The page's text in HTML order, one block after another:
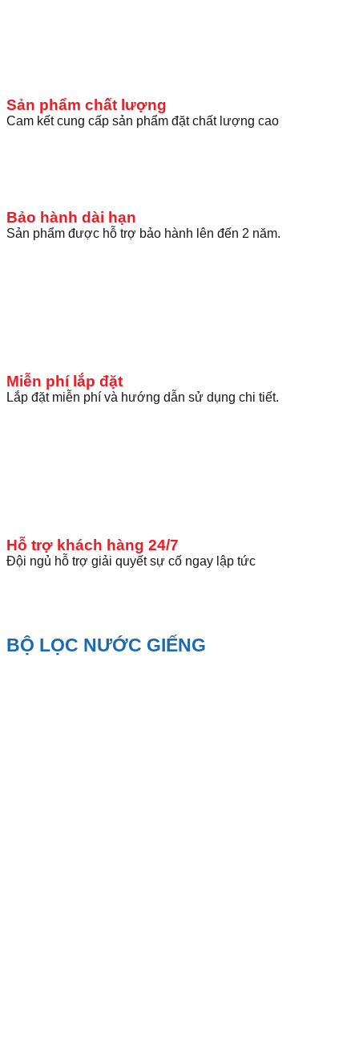
Sản phẩm chất lượng
Cam kết cung cấp sản phẩm đặt chất lượng cao
Bảo hành dài hạn
Sản phẩm được hỗ trợ bảo hành lên đến 2 năm.
Miễn phí lắp đặt
Lắp đặt miễn phí và hướng dẫn sử dụng chi tiết.
Hỗ trợ khách hàng 24/7
Đội ngủ hỗ trợ giải quyết sự cố ngay lập tức
BỘ LỌC NƯỚC GIẾNG